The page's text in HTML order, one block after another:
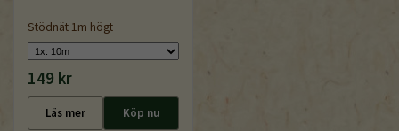
Stödnät 1m högt
149 kr
Läs mer Köp nu